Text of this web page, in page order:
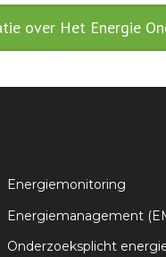
over Het Energie
Energiemonitoring
Energiemanagement
Onderzoeksplicht